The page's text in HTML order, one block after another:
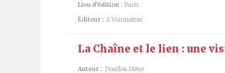
Lieu d’édition : Paris
Éditeur : L’Harmattan
La Chaîne et le lien : une
Auteur : Doudou Diène